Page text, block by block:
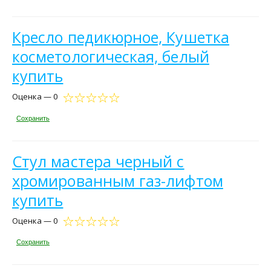
Кресло педикюрное, Кушетка
косметологическая, белый
купить
Оценка — 0
Сохранить
Стул мастера черный с
хромированным газ-лифтом
купить
Оценка — 0
Сохранить